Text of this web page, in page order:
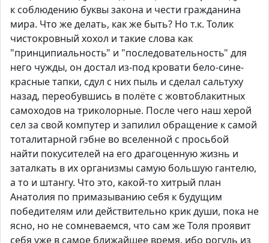
к соблюдению буквы закона и чести гражданина
мира. Что же делать, как же быть? Но т.к. Толик
чистокровный хохол и такие слова как
"принципиальность" и "последовательность" для
него чужды, он достал из-под кровати бело-сине-
красные тапки, сдул с них пыль и сделал сальтуху
назад, переобувшись в полёте с жовтоблакитных
самоходов на триколорные. После чего наш херой
сел за свой компутер и запилил обращение к самой
тоталитарной гэбне во вселенной с просьбой
найти покусителей на его драгоценную жизнь и
заталкать в их организмы самую большую гантелю,
а то и штангу. Что это, какой-то хитрый план
Анатолия по примазыванию себя к будущим
победителям или действительно крик души, пока не
ясно, но не сомневаемся, что сам же Толя проявит
себя уже в самое ближайшее время, ибо рогуль из